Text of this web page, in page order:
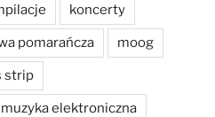
koncerty
pomarańcza moog
strip
muzyka elektroniczna